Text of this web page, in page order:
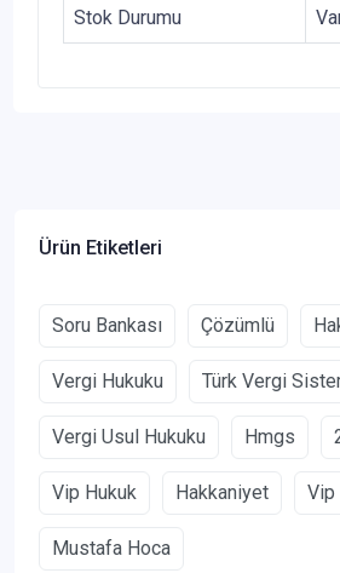
Stok Durumu
Ürün Etiketleri
Soru Bankası Çözümlü
Vergi Hukuku Türk Vergi
Vergi Usul Hukuku Hmgs
Vip Hukuk Hakkaniyet Vip
Mustafa Hoca